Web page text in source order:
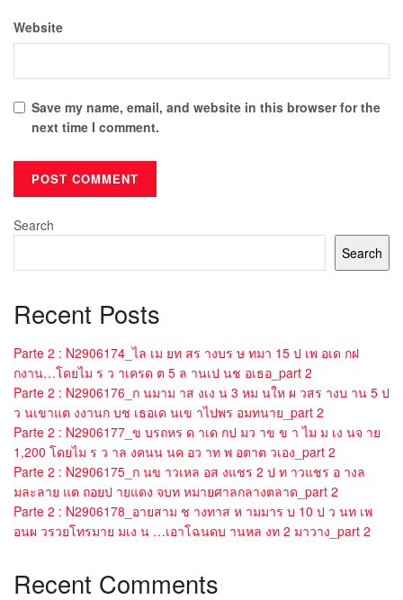
Website
Save my name, email, and website in this browser for the
next time I comment.
Search
Search
Recent Posts
Parte 2 : N2906174_ไล เม ยท สร างบร ษ ทมา 15 ป เพ อเด กฝ
กงาน…โดยไม ร ว าเครด ต 5 ล านเป นช อเธอ_part 2
Parte 2 : N2906176_ก นมาม าส งเง น 3 หม นให ผ วสร างบ าน 5 ป
ว นเขาแต งงานก บช เธอเด นเข าไปพร อมทนาย_part 2
Parte 2 : N2906177_ข บรถหร ด าเด กป มว าข ข า ไม ม เง นจ าย
1,200 โดยไม ร ว าล งคนน นค อว าท พ อตาต วเอง_part 2
Parte 2 : N2906175_ก นข าวเหล อส งแชร 2 ป ท าวแชร อ างล
มละลาย แต ถอยป ายแดง จบท หมายศาลกลางตลาด_part 2
Parte 2 : N2906178_อายสาม ช างทาส ห ามมาร บ 10 ป ว นท เพ
อนผ วรวยโทรมาย มเง น …เอาโฉนดบ านหล งท 2 มาวาง_part 2
Recent Comments